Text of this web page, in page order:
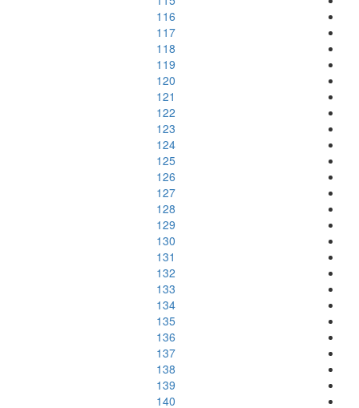
116
117
118
119
120
121
122
123
124
125
126
127
128
129
130
131
132
133
134
135
136
137
138
139
140